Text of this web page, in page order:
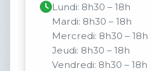
Lundi: 8h30 – 18h
Mardi: 8h30 – 18h
Mercredi: 8h30 – 18h
Jeudi: 8h30 – 18h
Vendredi: 8h30 – 18h